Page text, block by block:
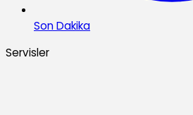
Son Dakika
Servisler